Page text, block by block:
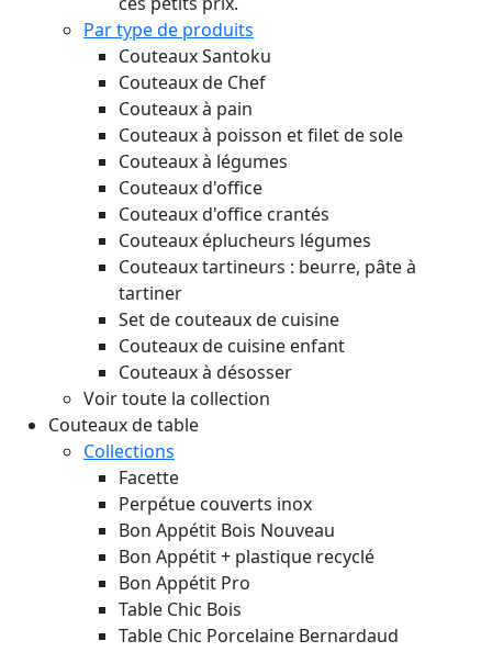
Par type de produits
Couteaux Santoku
Couteaux de Chef
Couteaux à pain
Couteaux à poisson et filet de sole
Couteaux à légumes
Couteaux d'office
Couteaux d'office crantés
Couteaux éplucheurs légumes
Couteaux tartineurs : beurre, pâte à
tartiner
Set de couteaux de cuisine
Couteaux de cuisine enfant
Couteaux à désosser
Voir toute la collection
Couteaux de table
Collections
Facette
Perpétue couverts inox
Bon Appétit Bois Nouveau
Bon Appétit + plastique recyclé
Bon Appétit Pro
Table Chic Bois
Table Chic Porcelaine Bernardaud